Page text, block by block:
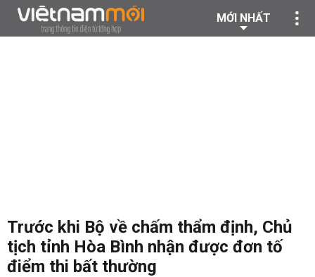
MỚI NHẤT
Trước khi Bộ về chấm thẩm định, Chủ
tịch tỉnh Hòa Bình nhận được đơn tố
điểm thi bất thường